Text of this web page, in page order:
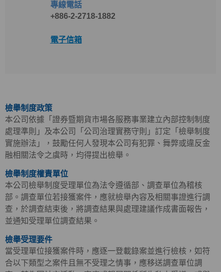
專線電話
+886-2-2718-1882
電子信箱
檢舉制度政策
本公司依據「證券暨期貨市場各服務事業建立內部控制制度
處理準則」及本公司「公司治理實務守則」訂定「檢舉制度
實施辦法」，鼓勵任何人發現本公司有犯罪、舞弊或違反金
融相關法令之虞時，均得提出檢舉。
檢舉制度權責單位
本公司檢舉制度受理單位為法令遵循部、調查單位為稽核
部。調查單位若接獲案件，應就檢舉內容及相關事證進行調
查，於調查結束後，將調查結果與處理建議作成書面報告，
並通知受理單位調查結果。
檢舉受理要件
當受理單位接獲案件時，應逐一登載錄案並進行檢核，如符
合以下類型之案件且無不受理之情事，應移送調查單位調